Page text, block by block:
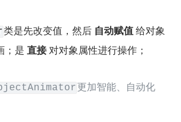
类是先改变值，然后 自动赋值 给对象
；是 直接 对对象属性进行操作；
更加智能、自动化